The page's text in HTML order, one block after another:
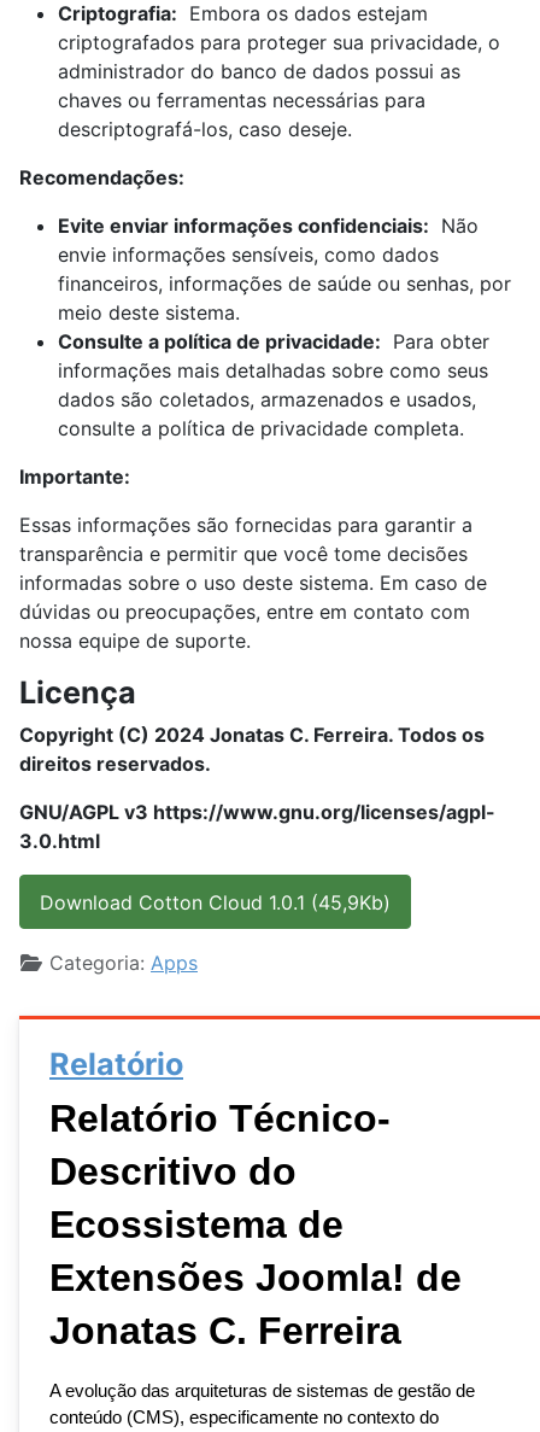
Criptografia: Embora os dados estejam
criptografados para proteger sua privacidade, o
administrador do banco de dados possui as
chaves ou ferramentas necessárias para
descriptografá-los, caso deseje.
Recomendações:
Evite enviar informações confidenciais: Não
envie informações sensíveis, como dados
financeiros, informações de saúde ou senhas, por
meio deste sistema.
Consulte a política de privacidade: Para obter
informações mais detalhadas sobre como seus
dados são coletados, armazenados e usados,
consulte a política de privacidade completa.
Importante:
Essas informações são fornecidas para garantir a
transparência e permitir que você tome decisões
informadas sobre o uso deste sistema. Em caso de
dúvidas ou preocupações, entre em contato com
nossa equipe de suporte.
Licença
Copyright (C) 2024 Jonatas C. Ferreira. Todos os
direitos reservados.
GNU/AGPL v3 https://www.gnu.org/licenses/agpl-
3.0.html
Download Cotton Cloud 1.0.1 (45,9Kb)
Detalhes
Categoria: Apps
Relatório
Relatório Técnico-
Descritivo do
Ecossistema de
Extensões Joomla! de
Jonatas C. Ferreira
A evolução das arquiteturas de sistemas de gestão de
conteúdo (CMS), especificamente no contexto do